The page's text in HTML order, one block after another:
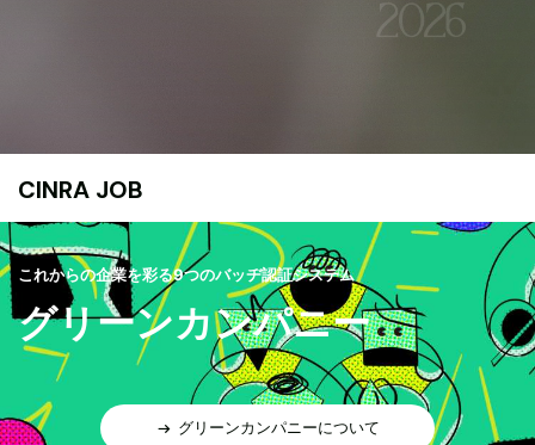
CINRA JOB
これからの企業を彩る9つのバッヂ認証システム
グリーンカンパニー
グリーンカンパニーについて